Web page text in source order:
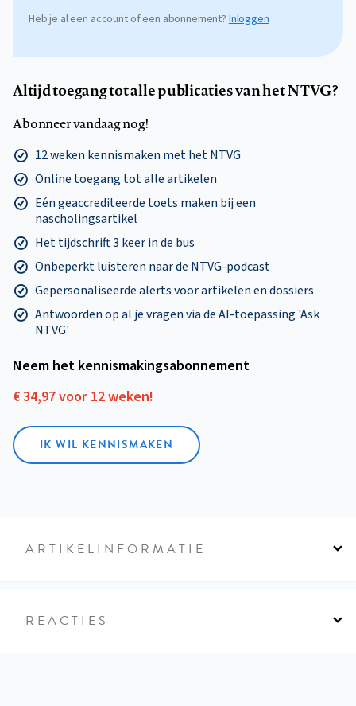
Heb je al een account of een abonnement? Inloggen
Altijd toegang tot alle publicaties van het NTVG?
Abonneer vandaag nog!
12 weken kennismaken met het NTVG
Online toegang tot alle artikelen
Eén geaccrediteerde toets maken bij een
nascholingsartikel
Het tijdschrift 3 keer in de bus
Onbeperkt luisteren naar de NTVG-podcast
Gepersonaliseerde alerts voor artikelen en dossiers
Antwoorden op al je vragen via de AI-toepassing 'Ask
NTVG'
Neem het kennismakings­abonnement
€ 34,97 voor 12 weken!
IK WIL KENNISMAKEN
ARTIKELINFORMATIE
REACTIES